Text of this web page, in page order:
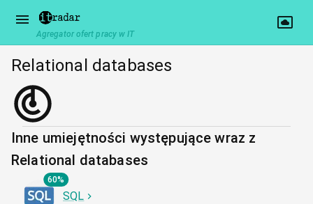
Agregator ofert pracy w IT
Relational databases
Inne umiejętności występujące wraz z
Relational databases
60%
SQL